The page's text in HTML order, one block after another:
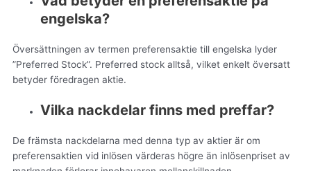
engelska?
Översättningen av termen preferensaktie till engelska lyder
”Preferred Stock”. Preferred stock alltså, vilket enkelt översatt
betyder föredragen aktie.
Vilka nackdelar finns med preffar?
De främsta nackdelarna med denna typ av aktier är om
preferensaktien vid inlösen värderas högre än inlösenpriset av